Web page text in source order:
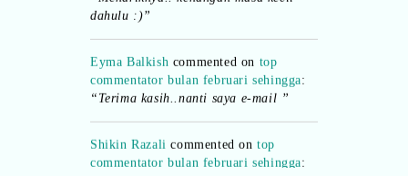
dahulu :)”
commentator bulan februari sehingga
“Terima kasih..nanti saya e-mail ”
commentator bulan februari sehingga
“Ada.. pemenang bulan Februari..